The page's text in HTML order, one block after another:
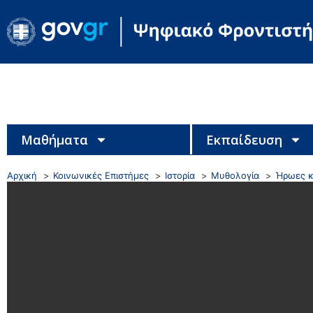
Μαθήματα Εκπαίδευση
Αρχική Κοινωνικές Επιστήμες Ιστορία Μυθολογία Ήρωες